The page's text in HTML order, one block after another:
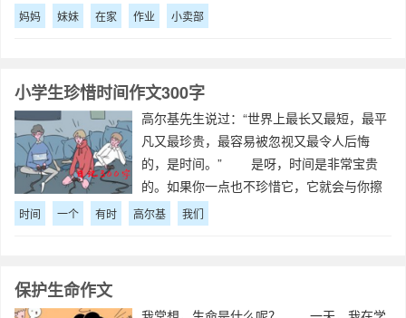
着爸爸也出门了。妹妹说她要和二楼的小朋
友玩。我就一个人在家写作业，
妈妈 妹妹 在家 作业 小卖部
小学生珍惜时间作文300字
高尔基先生说过：“世界上最长又最短，最平
凡又最珍贵，最容易被忽视又最令人后悔
的，是时间。” 是呀，时间是非常宝贵
的。如果你一点也不珍惜它，它就会与你擦
肩而过，比如，你在睡午觉时，它就从你身
边大步大步的流走。 时间就像小河里的
时间 一个 有时 高尔基 我们
保护生命作文